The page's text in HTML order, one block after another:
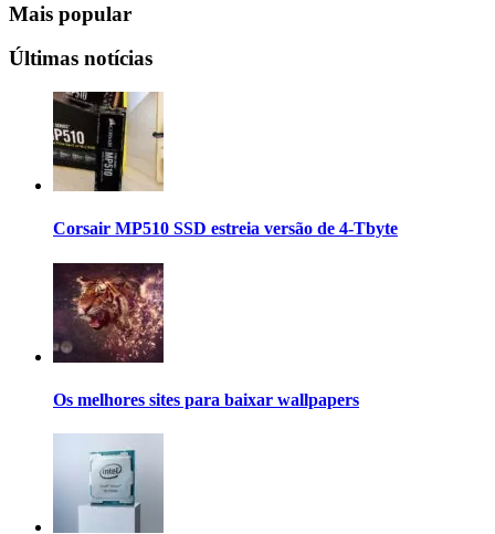
Mais popular
Últimas notícias
Corsair MP510 SSD estreia versão de 4-Tbyte
Os melhores sites para baixar wallpapers